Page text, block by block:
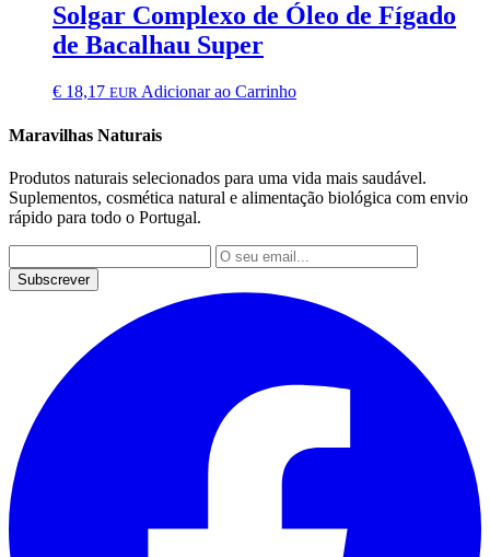
Solgar Complexo de Óleo de Fígado
de Bacalhau Super
€ 18,17 EUR Adicionar ao Carrinho
Maravilhas Naturais
Produtos naturais selecionados para uma vida mais saudável.
Suplementos, cosmética natural e alimentação biológica com envio
rápido para todo o Portugal.
Subscrever